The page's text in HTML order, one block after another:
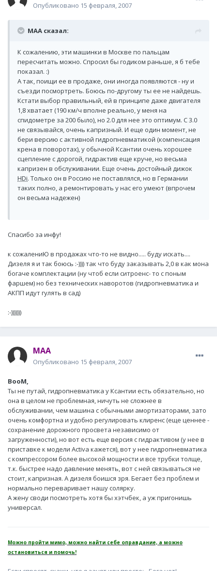
Опубликовано 15 февраля, 2007
MAA сказал:
К сожалению, эти машинки в Москве по пальцам
пересчитать можно. Спросил бы годиком раньше, я б тебе
показал. :)
А так, поищи ее в продаже, они иногда появляются - ну и
съезди посмортреть. Боюсь по-другому ты ее не найдешь.
Кстати выбор правильный, ей в принципе даже двигателя
1,8 хватает (190 км/ч вполне реально, у меня на
спидометре за 200 было), но 2.0 для нее это оптимум. С 3.0
не связывайся, очень капризный. И еще один момент, не
бери версию с активной гидропневматикой (компенсация
крена в поворотах), у обычной Ксантии очень хорошее
сцепление с дорогой, гидрактив еще круче, но весьма
капризен в обслуживании. Еще очень достойный дижок
HDi. Только он в Россию не поставлялся, но в Германии
таких полно, а ремонтировать у нас его умеют (впрочем
он весьма надежен)
Спасибо за инфу!
к сожалениЮ в продажах что-то не видно..... буду искать....
Дизеля я и так боюсь :-)))) так что буду заказывать 2,0 в как мона
богаче комплектации (ну чтоб если ситроенс- то с поным
фаршем) но без технических наворотов (гидропневматика и
АКПП идут гулять в сад)
:-)))))))
MAA
Опубликовано 15 февраля, 2007
BooM,
Ты не путай, гидропневматика у Ксантии есть обязательно, но
она в целом не проблемная, ничуть не сложнее в
обслуживании, чем машина с обычными амортизаторами, зато
очень комфортна и удобно регулировать клиренс (еще ценнее -
сохранение дорожного просвета независимо от
загруженности), но вот есть еще версия с гидрактивом (у нее в
приставке к модели Activa кажется), вот у нее гидропневматика
с компрессором более высокой мощности и все трубки толще,
т.к. быстрее надо давление менять, вот с ней связываться не
стоит, капризная. А дизеля боишся зря. Бегает без проблем и
нормально переваривает нашу солярку.
А жену своди посмотреть хотя бы хэтчбек, а уж пригонишь
универсал.
Можно пройти мимо, можно найти себе оправдание, а можно
остановиться и помочь!